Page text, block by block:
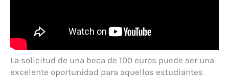
La solicitud de una beca de 100 euros puede ser una
excelente oportunidad para aquellos estudiantes